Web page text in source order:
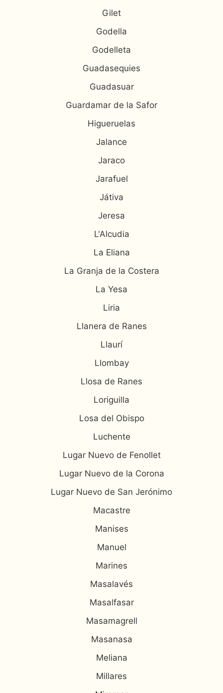
Gilet
Godella
Godelleta
Guadasequies
Guadasuar
Guardamar de la Safor
Higueruelas
Jalance
Jaraco
Jarafuel
Játiva
Jeresa
L'Alcudia
La Eliana
La Granja de la Costera
La Yesa
Liria
Llanera de Ranes
Llaurí
Llombay
Llosa de Ranes
Loriguilla
Losa del Obispo
Luchente
Lugar Nuevo de Fenollet
Lugar Nuevo de la Corona
Lugar Nuevo de San Jerónimo
Macastre
Manises
Manuel
Marines
Masalavés
Masalfasar
Masamagrell
Masanasa
Meliana
Millares